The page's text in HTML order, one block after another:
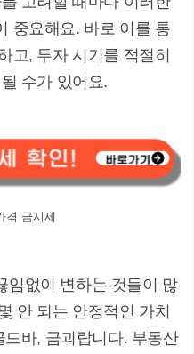
중요해요. 바로 이를 통
고, 투자 시기를 적절히
수가 있어요.
격 금시세
임없이 변하는 것들이 많
안 되는 안정적인 가치
바, 금괴랍니다. 부동산